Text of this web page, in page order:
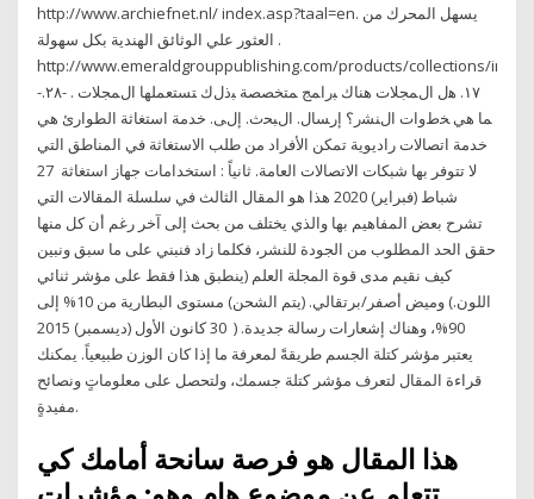
http://www.archiefnet.nl/ index.asp?taal=en. يسهل المحرك من
العثور علي الوثائق الهندية بكل سهولة .
http://www.emeraldgrouppublishing.com/products/collections/
-١٧. ﻫل ﺍﻝﻤﺠﻼﺕ ﻫﻨﺎﻙ ﺒﺭﺍﻤﺞ ﻤﺘﺨﺼﺼﺔ ﺒﺫﻝﻙ ﺘﺴﺘﻌﻤﻠﻬﺎ ﺍﻝﻤﺠﻼﺕ . -٢٨.
ﻤﺎ ﻫﻲ ﺨﻁﻭﺍﺕ ﺍﻝﻨﺸﺭ؟ ﺇﺭﺴﺎل. ﺍﻝﺒﺤﺙ. ﺇﻝﻰ. خدمة استغاثة الطوارئ هي
خدمة اتصالات راديوية تمكن الأفراد من طلب الاستغاثة في المناطق التي
لا تتوفر بها شبكات الاتصالات العامة. ثانياً : استخدامات جهاز استغاثة 27
شباط (فبراير) 2020 هذا هو المقال الثالث في سلسلة المقالات التي
تشرح بعض المفاهيم بها والذي يختلف من بحث إلى آخر رغم أن كل منها
حقق الحد المطلوب من الجودة للنشر، فكلما زاد فنبني على ما سبق ونبين
كيف نقيم مدى قوة المجلة العلم (ينطبق هذا فقط على مؤشر ثنائي
اللون.) وميض أصفر/برتقالي. (يتم الشحن) مستوى البطارية من 10% إلى
90%، وهناك إشعارات رسالة جديدة. ( 30 كانون الأول (ديسمبر) 2015
يعتبر مؤشر كتلة الجسم طريقةً لمعرفة ما إذا كان الوزن طبيعياً. يمكنك
قراءة المقال لتعرف مؤشر كتلة جسمك، ولتحصل على معلوماتٍ ونصائح
مفيدةٍ.
هذا المقال هو فرصة سانحة أمامك كي